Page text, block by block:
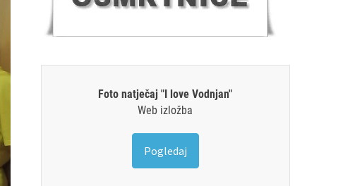
Foto natječaj "I love Vodnjan"
Web izložba
Pogledaj